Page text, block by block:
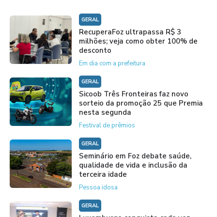
GERAL
RecuperaFoz ultrapassa R$ 3
milhões; veja como obter 100% de
desconto
Em dia com a prefeitura
GERAL
Sicoob Três Fronteiras faz novo
sorteio da promoção 25 que Premia
nesta segunda
Festival de prêmios
GERAL
Seminário em Foz debate saúde,
qualidade de vida e inclusão da
terceira idade
Pessoa idosa
GERAL